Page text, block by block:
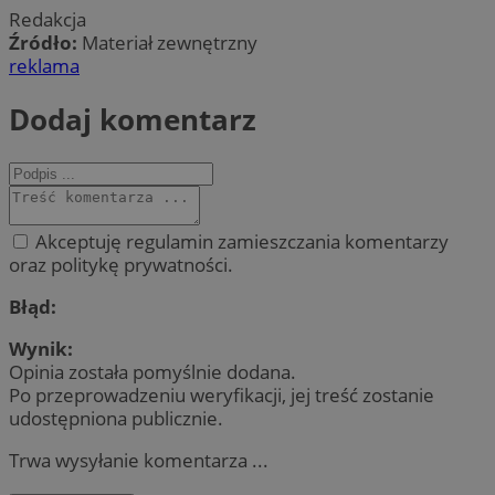
Redakcja
Źródło: Materiał zewnętrzny
reklama
Dodaj komentarz
Akceptuję regulamin zamieszczania komentarzy
oraz politykę prywatności.
Błąd:
Wynik:
Opinia została pomyślnie dodana.
Po przeprowadzeniu weryfikacji, jej treść zostanie
udostępniona publicznie.
Trwa wysyłanie komentarza ...